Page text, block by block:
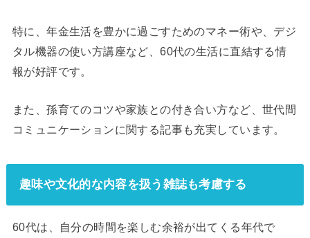
特に、年金生活を豊かに過ごすためのマネー術や、デジ
タル機器の使い方講座など、60代の生活に直結する情
報が好評です。
また、孫育てのコツや家族との付き合い方など、世代間
コミュニケーションに関する記事も充実しています。
趣味や文化的な内容を扱う雑誌も考慮する
60代は、自分の時間を楽しむ余裕が出てくる年代で